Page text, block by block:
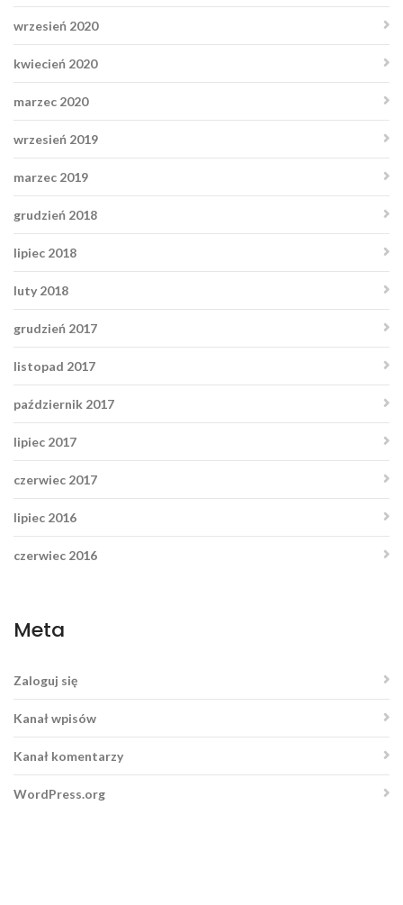
wrzesień 2020
kwiecień 2020
marzec 2020
wrzesień 2019
marzec 2019
grudzień 2018
lipiec 2018
luty 2018
grudzień 2017
listopad 2017
październik 2017
lipiec 2017
czerwiec 2017
lipiec 2016
czerwiec 2016
Meta
Zaloguj się
Kanał wpisów
Kanał komentarzy
WordPress.org